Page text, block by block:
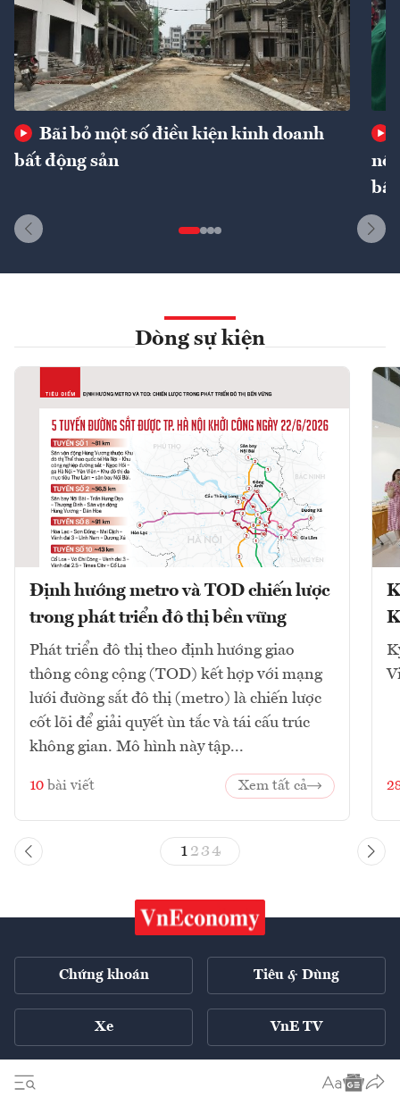
Bãi bỏ một số điều kiện kinh doanh
bất động sản
Dòng sự kiện
Định hướng metro và TOD chiến lược
trong phát triển đô thị bền vững
Phát triển đô thị theo định hướng giao
thông công cộng (TOD) kết hợp với mạng
lưới đường sắt đô thị (metro) là chiến lược
cốt lõi để giải quyết ùn tắc và tái cấu trúc
không gian. Mô hình này tập...
10 bài viết Xem tất cả
1 23 4
Chứng khoán Tiêu & Dùng
Xe VnE TV
English ++